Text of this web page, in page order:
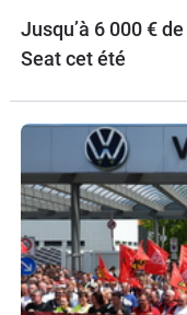
Jusqu’à 6 000 €
Seat cet été